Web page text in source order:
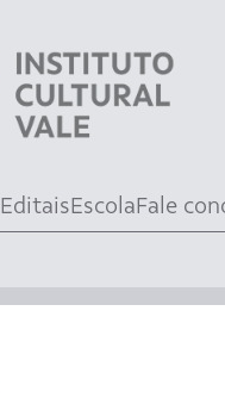
EditaisEscolaFale